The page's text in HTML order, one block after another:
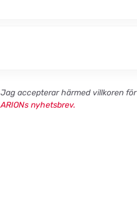
Jag accepterar härmed villkoren för
ARIONs nyhetsbrev.